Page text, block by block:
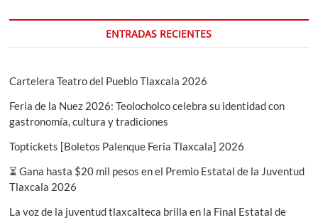
ENTRADAS RECIENTES
Cartelera Teatro del Pueblo Tlaxcala 2026
Feria de la Nuez 2026: Teolocholco celebra su identidad con
gastronomía, cultura y tradiciones
Toptickets [Boletos Palenque Feria Tlaxcala] 2026
⏳ Gana hasta $20 mil pesos en el Premio Estatal de la Juventud
Tlaxcala 2026
La voz de la juventud tlaxcalteca brilla en la Final Estatal de